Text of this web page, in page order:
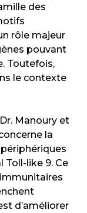
des
rôle majeur
pouvant
Toutefois,
le contexte
Manoury et
la
Toll-like 9. Ce
d’améliorer